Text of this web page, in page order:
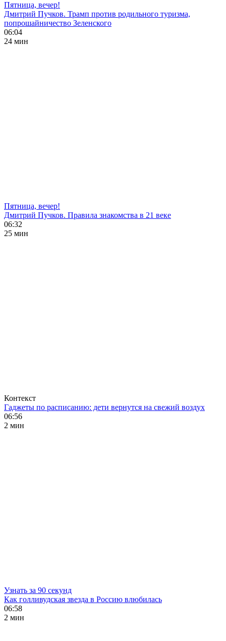
Пятница, вечер!
Дмитрий Пучков. Трамп против родильного туризма,
попрошайничество Зеленского
06:04
24 мин
Пятница, вечер!
Дмитрий Пучков. Правила знакомства в 21 веке
06:32
25 мин
Контекст
Гаджеты по расписанию: дети вернутся на свежий воздух
06:56
2 мин
Узнать за 90 секунд
Как голливудская звезда в Россию влюбилась
06:58
2 мин